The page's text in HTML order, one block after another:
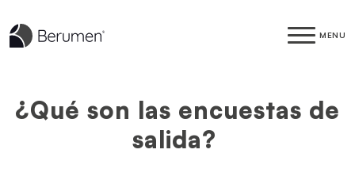
MENU
¿Qué son las encuestas de
salida?